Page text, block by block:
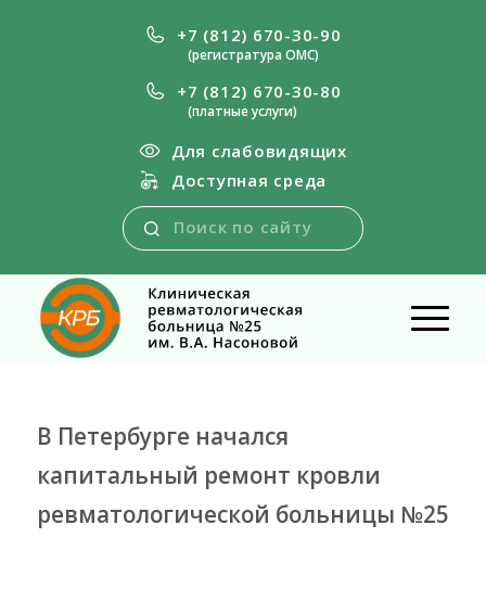
+7 (812) 670-30-90
(регистратура ОМС)
+7 (812) 670-30-80
(платные услуги)
Для слабовидящих
Доступная среда
В Петербурге начался
капитальный ремонт кровли
ревматологической больницы №25